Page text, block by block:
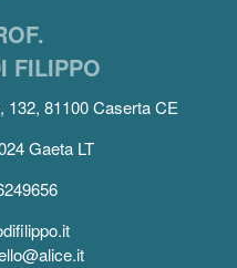
FILIPPO
81100 Caserta CE
Gaeta LT